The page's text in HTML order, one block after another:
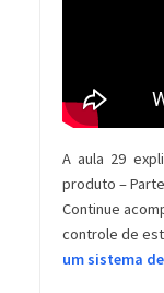
A aula 29
produto –
Continue
controle de
um sistema